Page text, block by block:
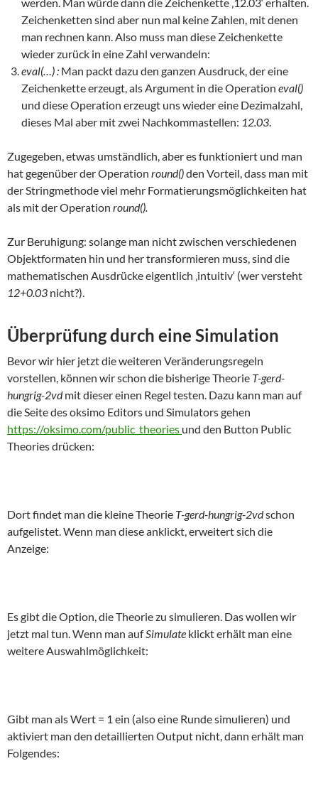
Zeichenketten sind aber nun mal keine Zahlen, mit denen
man rechnen kann. Also muss man diese Zeichenkette
wieder zurück in eine Zahl verwandeln:
eval(…) : Man packt dazu den ganzen Ausdruck, der eine
Zeichenkette erzeugt, als Argument in die Operation eval()
und diese Operation erzeugt uns wieder eine Dezimalzahl,
dieses Mal aber mit zwei Nachkommastellen: 12.03.
Zugegeben, etwas umständlich, aber es funktioniert und man
hat gegenüber der Operation round()den Vorteil, dass man mit
der Stringmethode viel mehr Formatierungsmöglichkeiten hat
als mit der Operation round().
Zur Beruhigung: solange man nicht zwischen verschiedenen
Objektformaten hin und her transformieren muss, sind die
mathematischen Ausdrücke eigentlich ‚intuitiv‘ (wer versteht
12+0.03 nicht?).
Überprüfung durch eine Simulation
Bevor wir hier jetzt die weiteren Veränderungsregeln
vorstellen, können wir schon die bisherige Theorie T-gerd-
hungrig-2vdmit dieser einen Regel testen. Dazu kann man auf
die Seite des oksimo Editors und Simulators gehen
https://oksimo.com/public_theories und den Button Public
Theories drücken:
Dort findet man die kleine Theorie T-gerd-hungrig-2vdschon
aufgelistet. Wenn man diese anklickt, erweitert sich die
Anzeige:
Es gibt die Option, die Theorie zu simulieren. Das wollen wir
jetzt mal tun. Wenn man aufSimulate klickt erhält man eine
weitere Auswahlmöglichkeit:
Gibt man als Wert = 1 ein (also eine Runde simulieren) und
aktiviert man den detaillierten Output nicht, dann erhält man
Folgendes: